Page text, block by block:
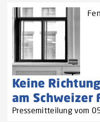
Keine
am Schweizer
Pressemitteilung vom